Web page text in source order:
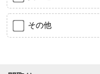
その他